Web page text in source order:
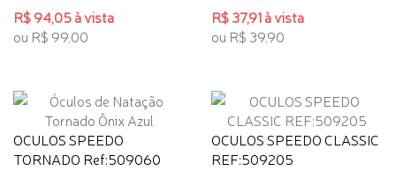
R$ 94,05 à vista
ou R$ 99,00
R$ 37,91 à vista
ou R$ 39,90
OCULOS SPEEDO
TORNADO Ref:509060
OCULOS SPEEDO CLASSIC
REF:509205